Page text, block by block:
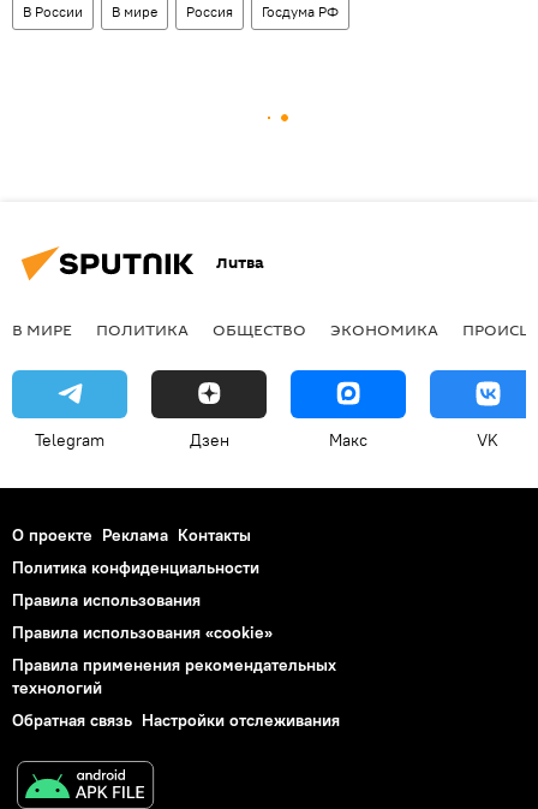
В России В мире Россия Госдума РФ
Литва
В МИРЕ ПОЛИТИКА ОБЩЕСТВО ЭКОНОМИКА
Telegram Дзен Макс VK
О проекте Реклама Контакты
Политика конфиденциальности
Правила использования
Правила использования «cookie»
Правила применения рекомендательных
технологий
Обратная связь Настройки отслеживания